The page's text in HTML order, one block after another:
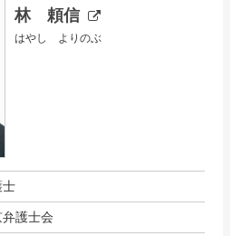
林 頼信
はやし よりのぶ
士
護士会